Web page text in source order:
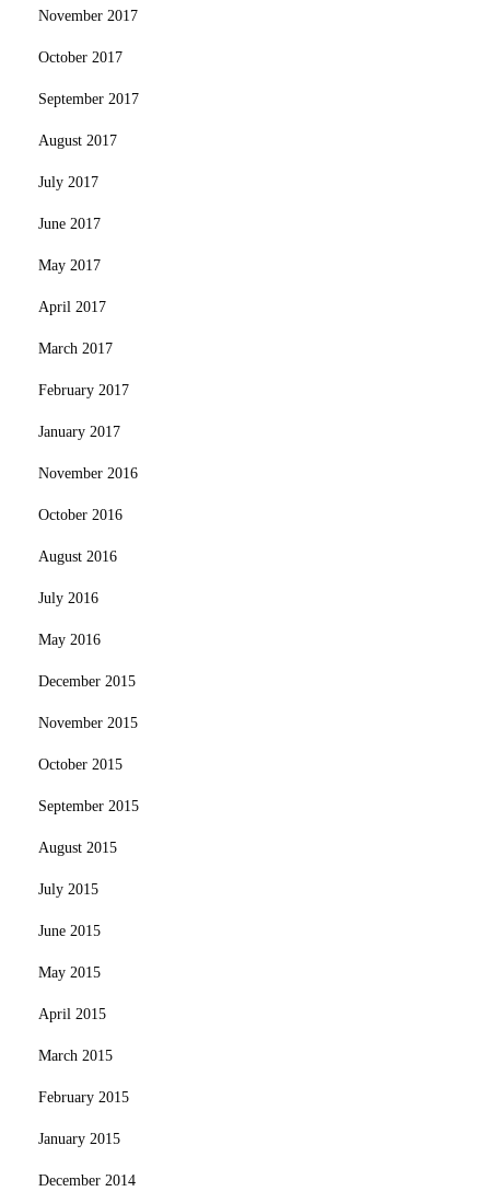
November 2017
October 2017
September 2017
August 2017
July 2017
June 2017
May 2017
April 2017
March 2017
February 2017
January 2017
November 2016
October 2016
August 2016
July 2016
May 2016
December 2015
November 2015
October 2015
September 2015
August 2015
July 2015
June 2015
May 2015
April 2015
March 2015
February 2015
January 2015
December 2014